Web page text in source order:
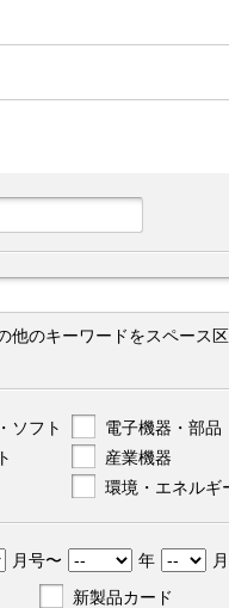
他のキーワードをスペース
ソフト
電子機器・部品
産業機器
環境・エネルギ
月号〜 年
新製品カード